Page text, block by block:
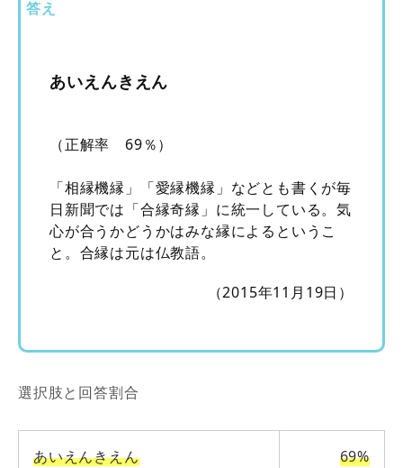
答え
あいえんきえん
（正解率 69％）
「相縁機縁」「愛縁機縁」などとも書くが毎
日新聞では「合縁奇縁」に統一している。気
心が合うかどうかはみな縁によるというこ
と。合縁は元は仏教語。
（2015年11月19日）
選択肢と回答割合
あいえんきえん 69%